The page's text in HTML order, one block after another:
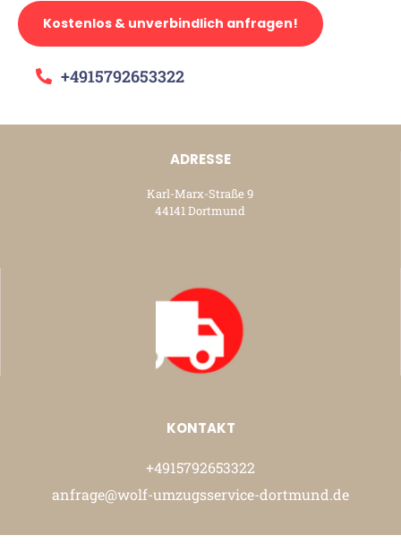
Kostenlos & unverbindlich anfragen!
+4915792653322
ADRESSE
Karl-Marx-Straße 9
44141 Dortmund
KONTAKT
+4915792653322
anfrage@wolf-umzugsservice-dortmund.de